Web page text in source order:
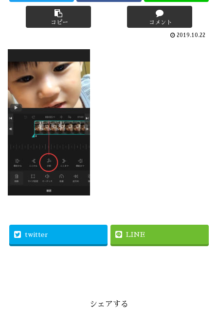
コピー コメント
2019.10.22
twitter LINE
シェアする